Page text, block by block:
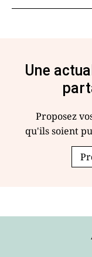
Une
Proposez
qu'ils soient